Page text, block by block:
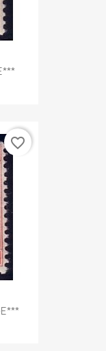
favorite_border